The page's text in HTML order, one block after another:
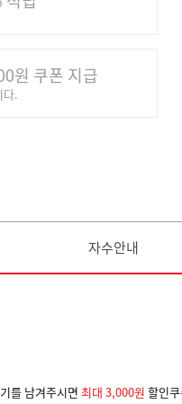
원 쿠폰 지급
다.
자수안내
를 남겨주시면 최대 3,000원 할인